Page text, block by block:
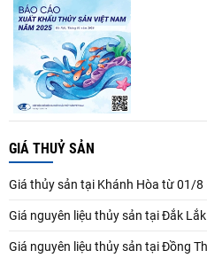
GIÁ THUỶ SẢN
Giá thủy sản tại Khánh Hòa từ 01/
Giá nguyên liệu thủy sản tại Đắk
Giá nguyên liệu thủy sản tại Đồng